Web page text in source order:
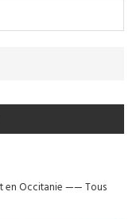
en Occitanie——Tous